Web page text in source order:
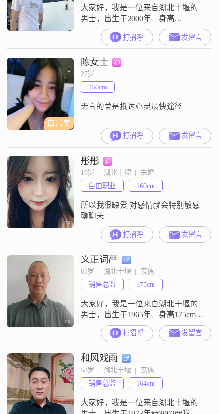
在
大家好，我是一位来自湖北十堰的
男士，出生于2000年，身高
175cm##3002##目前我的月收入在
12001到20000元之间，虽然学历是
高中及以下，但我一直通过自己的
努力和实践，在工作中不断学习和
成长##3002##我性格稳重可靠，责
任感强，无论是在工作还是生活
中，都能够承担起自己的责任
##3002##我外向健谈，
打招呼 发留言
白富美
陈女士
27岁
150cm
无言的爱是抵达心灵最快途径
打招呼 发留言
彤彤
19岁  |  湖北十堰  |  未婚
自由职业
160cm
所以我很缺爱 对感情就会特别敏感
聊聊天
打招呼 发留言
义正词严
61岁  |  湖北十堰  |  丧偶
销售总监
175cm
大家好，我是一位来自湖北十堰的
男士，出生于1965年，身高175cm。
我的收入相对稳定，每月在3000元
以下。虽然学历只是高中及以下，
但我一直秉持着学习和进取的态
度。在生活中，我特别注重与人的
相处之道，性格耐心包容，善于理
解和尊重他人。我相信，人与人之
间的真诚相待是最重要的，只有真
诚才能换来真心。我对待感情也非
常认真，
打招呼 发留言
和风戏雨
53岁  |  湖北十堰  |  丧偶
销售总监
164cm
大家好，我是一位来自湖北十堰的